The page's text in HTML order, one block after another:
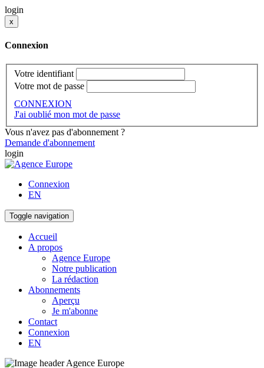
login
x
Connexion
Votre identifiant
Votre mot de passe
CONNEXION
J'ai oublié mon mot de passe
Vous n'avez pas d'abonnement ?
Demande d'abonnement
login
Connexion
EN
Toggle navigation
Accueil
A propos
Agence Europe
Notre publication
La rédaction
Abonnements
Aperçu
Je m'abonne
Contact
Connexion
EN